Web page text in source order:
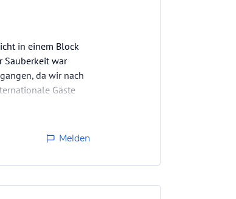
in einem Block
Sauberkeit war
da wir nach
Gäste
Melden